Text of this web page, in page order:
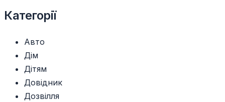
Категорії
Авто
Дім
Дітям
Довідник
Дозвілля